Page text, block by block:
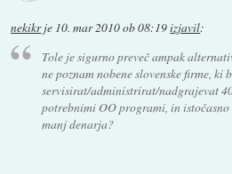
nekikrje 10. mar 2010 ob 08:19izjavil:
Tole je sigurno preveč ampak
ne poznam nobene slovenske firme, ki
servisirat/administrirat/nadgrajevat
potrebnimi OO programi, in
manj denarja?